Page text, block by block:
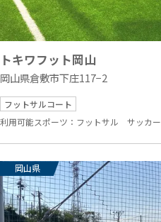
トキワフット岡山
岡山県倉敷市下庄117−2
フットサルコート
利用可能スポーツ： フットサル サッカー
岡山県